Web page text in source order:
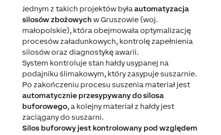
Jednym z takich projektów była automatyzacja
silosów zbożowych w Gruszowie (woj.
małopolskie), która obejmowała optymalizację
procesów załadunkowych, kontrolę zapełnienia
silosów oraz diagnostykę awarii.
System kontroluje stan hałdy usypanej na
podajniku ślimakowym, który zasypuje suszarnie.
Po zakończeniu procesu suszenia materiał jest
automatycznie przesypywany do silosa
buforowego, a kolejny materiał z hałdy jest
zaciągany do suszarni.
Silos buforowy jest kontrolowany pod względem